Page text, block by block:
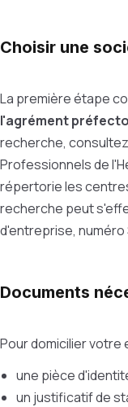
Choisir une
La première étape
l'agrément
recherche, consultez
Professionnels de
répertorie les
recherche peut
d'entreprise, numéro
Documents
Pour domicilier votre
une pièce
un justificatif de